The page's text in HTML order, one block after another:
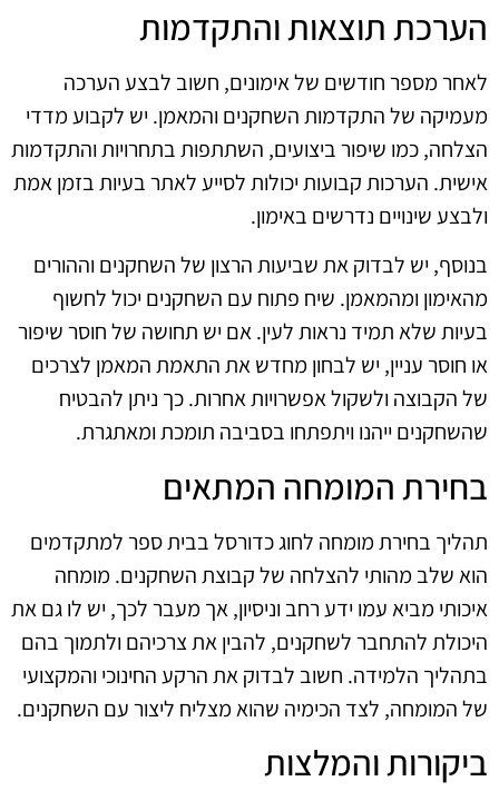
הערכת תוצאות והתקדמות
לאחר מספר חודשים של אימונים, חשוב לבצע הערכה
מעמיקה של התקדמות השחקנים והמאמן. יש לקבוע מדדי
הצלחה, כמו שיפור ביצועים, השתתפות בתחרויות והתקדמות
אישית. הערכות קבועות יכולות לסייע לאתר בעיות בזמן אמת
ולבצע שינויים נדרשים באימון.
בנוסף, יש לבדוק את שביעות הרצון של השחקנים וההורים
מהאימון ומהמאמן. שיח פתוח עם השחקנים יכול לחשוף
בעיות שלא תמיד נראות לעין. אם יש תחושה של חוסר שיפור
או חוסר עניין, יש לבחון מחדש את התאמת המאמן לצרכים
של הקבוצה ולשקול אפשרויות אחרות. כך ניתן להבטיח
שהשחקנים ייהנו ויתפתחו בסביבה תומכת ומאתגרת.
בחירת המומחה המתאים
תהליך בחירת מומחה לחוג כדורסל בבית ספר למתקדמים
הוא שלב מהותי להצלחה של קבוצת השחקנים. מומחה
איכותי מביא עמו ידע רחב וניסיון, אך מעבר לכך, יש לו גם את
היכולת להתחבר לשחקנים, להבין את צרכיהם ולתמוך בהם
בתהליך הלמידה. חשוב לבדוק את הרקע החינוכי והמקצועי
של המומחה, לצד הכימיה שהוא מצליח ליצור עם השחקנים.
ביקורות והמלצות